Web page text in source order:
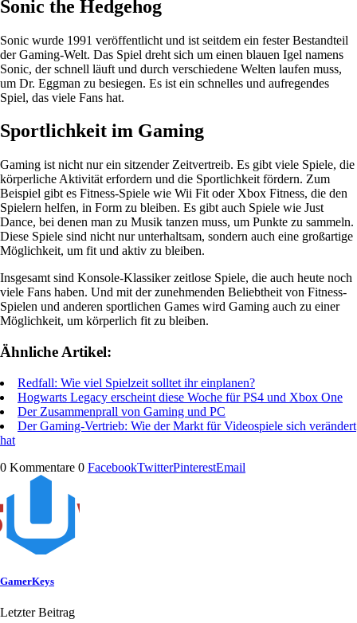
Sonic the Hedgehog
Sonic wurde 1991 veröffentlicht und ist seitdem ein fester Bestandteil
der Gaming-Welt. Das Spiel dreht sich um einen blauen Igel namens
Sonic, der schnell läuft und durch verschiedene Welten laufen muss,
um Dr. Eggman zu besiegen. Es ist ein schnelles und aufregendes
Spiel, das viele Fans hat.
Sportlichkeit im Gaming
Gaming ist nicht nur ein sitzender Zeitvertreib. Es gibt viele Spiele, die
körperliche Aktivität erfordern und die Sportlichkeit fördern. Zum
Beispiel gibt es Fitness-Spiele wie Wii Fit oder Xbox Fitness, die den
Spielern helfen, in Form zu bleiben. Es gibt auch Spiele wie Just
Dance, bei denen man zu Musik tanzen muss, um Punkte zu sammeln.
Diese Spiele sind nicht nur unterhaltsam, sondern auch eine großartige
Möglichkeit, um fit und aktiv zu bleiben.
Insgesamt sind Konsole-Klassiker zeitlose Spiele, die auch heute noch
viele Fans haben. Und mit der zunehmenden Beliebtheit von Fitness-
Spielen und anderen sportlichen Games wird Gaming auch zu einer
Möglichkeit, um körperlich fit zu bleiben.
Ähnliche Artikel:
Redfall: Wie viel Spielzeit solltet ihr einplanen?
Hogwarts Legacy erscheint diese Woche für PS4 und Xbox One
Der Zusammenprall von Gaming und PC
Der Gaming-Vertrieb: Wie der Markt für Videospiele sich verändert
hat
0 Kommentare 0 FacebookTwitterPinterestEmail
GamerKeys
Letzter Beitrag